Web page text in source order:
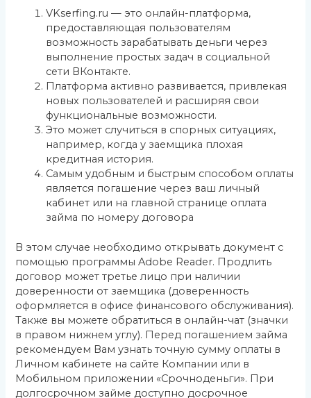
VKserfing.ru — это онлайн-платформа,
предоставляющая пользователям
возможность зарабатывать деньги через
выполнение простых задач в социальной
сети ВКонтакте.
Платформа активно развивается, привлекая
новых пользователей и расширяя свои
функциональные возможности.
Это может случиться в спорных ситуациях,
например, когда у заемщика плохая
кредитная история.
Самым удобным и быстрым способом оплаты
является погашение через ваш личный
кабинет или на главной странице оплата
займа по номеру договора
В этом случае необходимо открывать документ с
помощью программы Adobe Reader. Продлить
договор может третье лицо при наличии
доверенности от заемщика (доверенность
оформляется в офисе финансового обслуживания).
Также вы можете обратиться в онлайн-чат (значки
в правом нижнем углу). Перед погашением займа
рекомендуем Вам узнать точную сумму оплаты в
Личном кабинете на сайте Компании или в
Мобильном приложении «Срочноденьги». При
долгосрочном займе доступно досрочное